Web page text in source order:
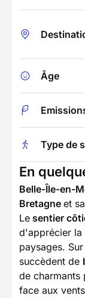
Âge
Type de
En
Belle-Île-en-
Bretagne et
Le sentier
d'apprécier la
paysages.
succèdent de
de charmants
face aux